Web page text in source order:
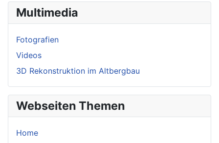
Multimedia
Fotografien
Videos
3D Rekonstruktion im Altbergbau
Webseiten Themen
Home